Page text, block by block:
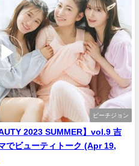
ピーチジョン
2023 SUMMER】vol.9 吉
でビューティトーク (Apr 19,